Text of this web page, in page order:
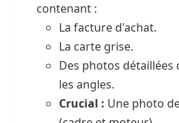
contenant :
La facture d'achat.
La carte grise.
Des photos détaillées
les angles.
Crucial : Une photo